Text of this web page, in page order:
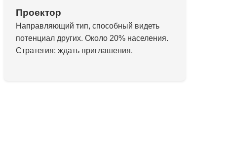
Проектор
Направляющий тип, способный видеть
потенциал других. Около 20% населения.
Стратегия: ждать приглашения.